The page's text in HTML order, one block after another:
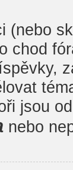
(nebo
chod
jsou
nebo